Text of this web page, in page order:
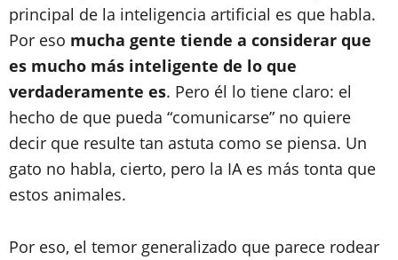
principal de la inteligencia artificial es que habla.
Por eso mucha gente tiende a considerar que
es mucho más inteligente de lo que
verdaderamente es. Pero él lo tiene claro: el
hecho de que pueda “comunicarse” no quiere
decir que resulte tan astuta como se piensa. Un
gato no habla, cierto, pero la IA es más tonta que
estos animales.
Por eso, el temor generalizado que parece rodear